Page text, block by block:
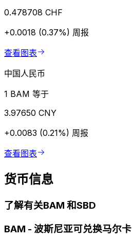
0.478708 CHF
+0.0018 (0.37%) 周报
查看图表
中国人民币
1 BAM 等于
3.97650 CNY
+0.0083 (0.21%) 周报
查看图表
货币信息
了解有关BAM 和SBD
BAM - 波斯尼亚可兑换马尔卡